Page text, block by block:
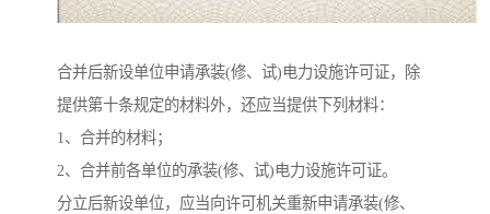
合并后新设单位申请承装(修、试)电力设施许可证，除
提供第十条规定的材料外，还应当提供下列材料：
1、合并的材料；
2、合并前各单位的承装(修、试)电力设施许可证。
分立后新设单位，应当向许可机关重新申请承装(修、